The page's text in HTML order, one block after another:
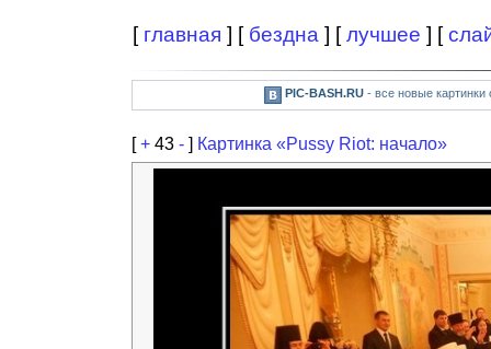
[ главная ] [ бездна ] [лучшее ] [
PIC-BASH.RU- все новые картинки
[+ 43 - ] Картинка «Pussy Riot: начало»